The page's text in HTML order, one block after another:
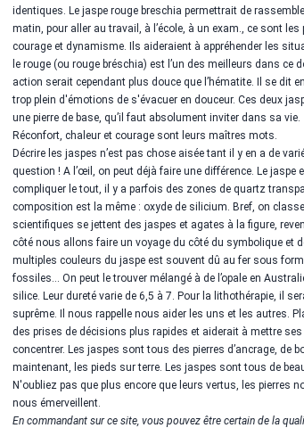
identiques. Le jaspe rouge breschia permettrait de
matin, pour aller au travail, à l’école, à un exam., ce sont
courage et dynamisme. Ils aideraient à appréhender les
le rouge (ou rouge bréschia) est l’un des meilleurs dans ce
action serait cependant plus douce que l’hématite. Il se dit
trop plein d'émotions de s'évacuer en douceur. Ces deux
une pierre de base, qu’il faut absolument inviter dans sa vie.
Réconfort, chaleur et courage sont leurs maîtres mots.
Décrire les jaspes n’est pas chose aisée tant il y en a de
question ! A l’œil, on peut déjà faire une différence. Le
compliquer le tout, il y a parfois des zones de quartz
composition est la même : oxyde de silicium. Bref, on
scientifiques se jettent des jaspes et agates à la figure,
côté nous allons faire un voyage du côté du symbolique et
multiples couleurs du jaspe est souvent dû au fer sous
fossiles… On peut le trouver mélangé à de l’opale en
silice. Leur dureté varie de 6,5 à 7. Pour la lithothérapie, il
suprême. Il nous rappelle nous aider les uns et les autres.
des prises de décisions plus rapides et aiderait à mettre
concentrer. Les jaspes sont tous des pierres d’ancrage, de
maintenant, les pieds sur terre. Les jaspes sont tous de
N'oubliez pas que plus encore que leurs vertus, les pierres
nous émerveillent.
En commandant sur ce site, vous pouvez être certain de la